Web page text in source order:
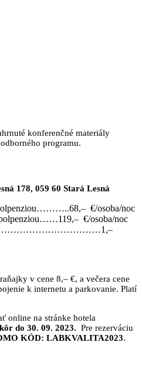
konferenčné materiály
programu.
178, 059 60 Stará Lesná
€/osoba/noc
€/osoba/noc
v cene 8,– €, a večera cene
k internetu a parkovanie. Platí
online na stránke hotela
do 30. 09. 2023. Pre rezerváciu
KÓD: LABKVALITA2023.